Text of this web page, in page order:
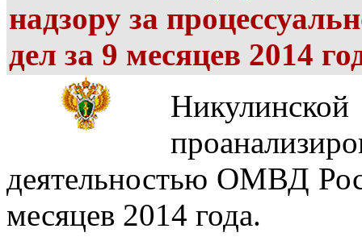
надзору за
дел за 9 месяцев 2014
деятельностью ОМВД
месяцев 2014 года.